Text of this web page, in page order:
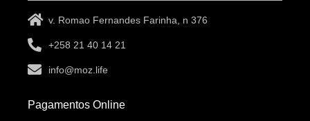
v. Romao Fernandes Farinha, n 376
+258 21 40 14 21
info@moz.life
Pagamentos Online